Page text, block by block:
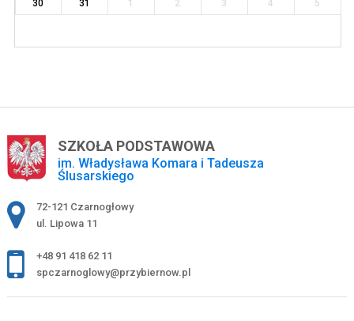
30
31 1 2 3 4 5
SZKOŁA PODSTAWOWA
im. Władysława Komara i Tadeusza
Ślusarskiego
Adres pocztowy:
72-121 Czarnogłowy
ul. Lipowa 11
+48 91 418 62 11
spczarnoglowy@przybiernow.pl